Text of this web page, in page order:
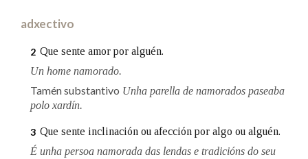
BUSCAR NO CONTIDO
Nos exemplos
adxectivo
2 Que sente amor por alguén.
Un home namorado.
Tamén substantivo Unha parella de namorados paseaba
polo xardín.
3 Que sente inclinación ou afección por algo ou alguén.
É unha persoa namorada das lendas e tradicións do seu